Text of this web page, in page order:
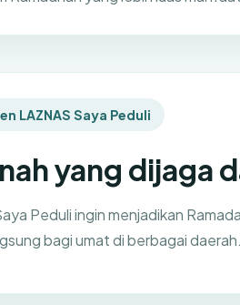
LAZNAS Saya Peduli
yang dijaga
Peduli ingin menjadikan
bagi umat di berbagai